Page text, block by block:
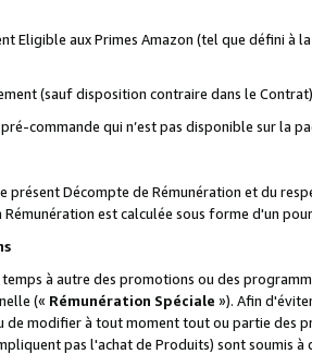
Eligible aux Primes Amazon (tel que défini à
(sauf disposition contraire dans le
commande qui n’est pas disponible sur la
présent Décompte de Rémunération et du
Rémunération est calculée sous forme d'un
à autre des promotions ou des
(« Rémunération Spéciale »). Afin
de modifier à tout moment tout ou partie des
pas l'achat de Produits) sont soumis